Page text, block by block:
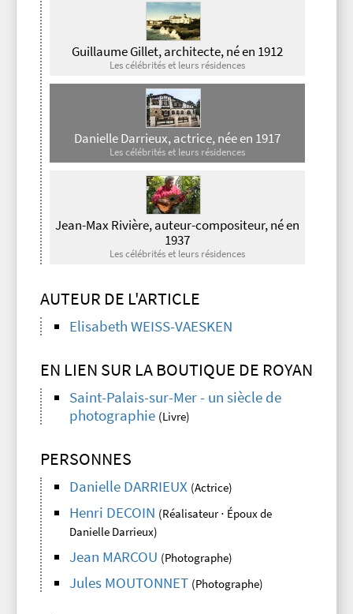
Guillaume Gillet, architecte, né en 1912
Les célébrités et leurs résidences
Danielle Darrieux, actrice, née en 1917
Les célébrités et leurs résidences
Jean-Max Rivière, auteur-compositeur, né en
1937
Les célébrités et leurs résidences
AUTEUR DE L'ARTICLE
Elisabeth WEISS-VAESKEN
EN LIEN SUR LA BOUTIQUE DE ROYAN
Saint-Palais-sur-Mer - un siècle de
photographie (Livre)
PERSONNES
Danielle DARRIEUX (Actrice)
Henri DECOIN (Réalisateur ⋅ Époux de
Danielle Darrieux)
Jean MARCOU (Photographe)
Jules MOUTONNET (Photographe)